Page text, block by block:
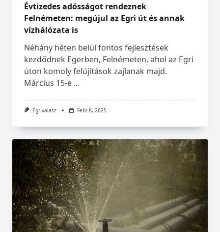
Évtizedes adósságot rendeznek
Felnémeten: megújul az Egri út és annak
vízhálózata is
Néhány héten belül fontos fejlesztések
kezdődnek Egerben, Felnémeten, ahol az Egri
úton komoly felújítások zajlanak majd.
Március 15-e ...
Egrivalasz Febr 8, 2025